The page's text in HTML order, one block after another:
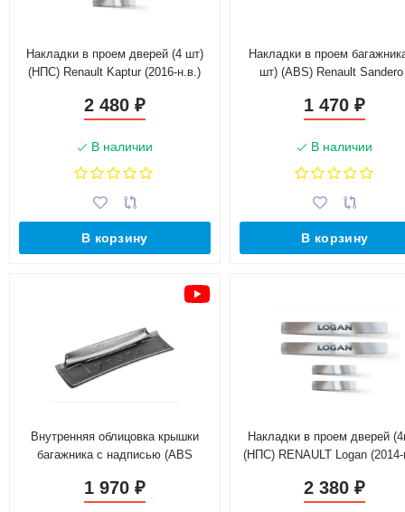
Накладки в проем дверей (4 шт)
(НПС) Renault Kaptur (2016-н.в.)
2 480 ₽
В наличии
В корзину
Накладки в проем
шт) (ABS) Renault
1 470₽
В наличии
В корзину
Внутренняя облицовка крышки
багажника с надписью (ABS
1 970 ₽
Накладки в проем дверей
(НПС) RENAULT Logan
2 380₽